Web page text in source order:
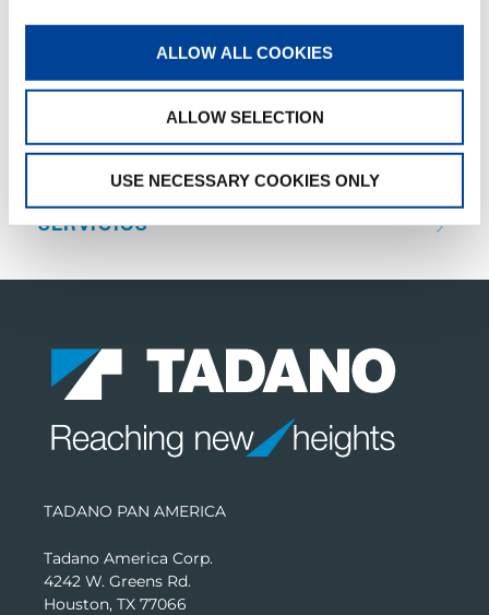
ALLOW ALL COOKIES
ALLOW SELECTION
USE NECESSARY COOKIES ONLY
QUICK LINKS
RESUMEN DE PRODUCTOS
VENTAS Y SERVICIOS
FANSHOP
SERVICIOS
TADANO PAN AMERICA
Tadano America Corp.
4242 W. Greens Rd.
Houston, TX 77066